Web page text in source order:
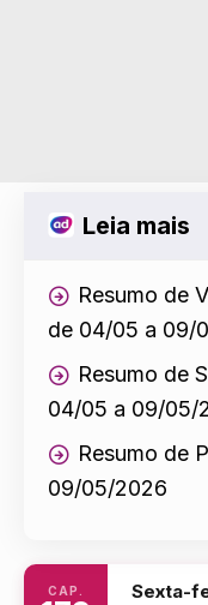
Leia mais
Resumo de
de 04/05 a 09/
Resumo de
04/05 a 09/05/
Resumo de
09/05/2026
CAP. Sexta-